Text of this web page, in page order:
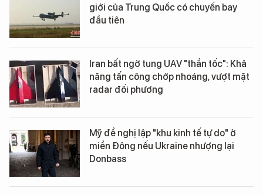
giới của Trung Quốc có chuyến bay
đầu tiên
Iran bất ngờ tung UAV "thần tốc": Khả
năng tấn công chớp nhoáng, vượt mặt
radar đối phương
Mỹ đề nghị lập "khu kinh tế tự do" ở
miền Đông nếu Ukraine nhượng lại
Donbass